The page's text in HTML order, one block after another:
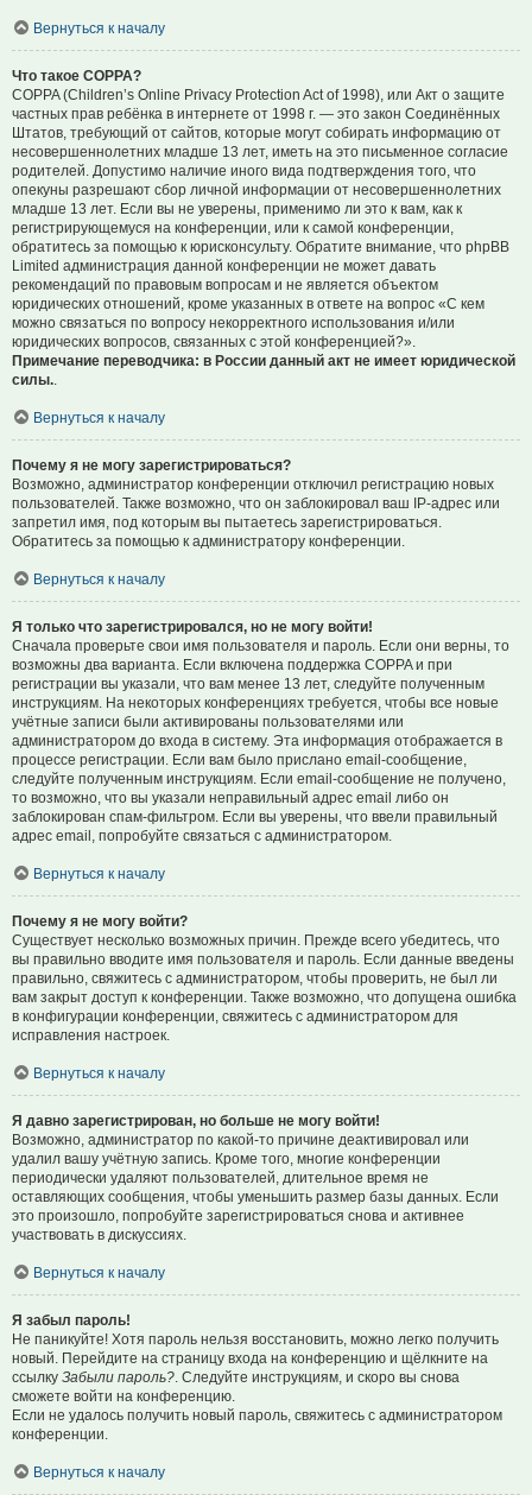
Вернуться к началу
Что такое COPPA?
COPPA (Children’s Online Privacy Protection Act of 1998), или Акт о защите
частных прав ребёнка в интернете от 1998 г. — это закон Соединённых
Штатов, требующий от сайтов, которые могут собирать информацию от
несовершеннолетних младше 13 лет, иметь на это письменное согласие
родителей. Допустимо наличие иного вида подтверждения того, что
опекуны разрешают сбор личной информации от несовершеннолетних
младше 13 лет. Если вы не уверены, применимо ли это к вам, как к
регистрирующемуся на конференции, или к самой конференции,
обратитесь за помощью к юрисконсульту. Обратите внимание, что phpBB
Limited администрация данной конференции не может давать
рекомендаций по правовым вопросам и не является объектом
юридических отношений, кроме указанных в ответе на вопрос «С кем
можно связаться по вопросу некорректного использования и/или
юридических вопросов, связанных с этой конференцией?».
Примечание переводчика: в России данный акт не имеет юридической
силы.
Вернуться к началу
Почему я не могу зарегистрироваться?
Возможно, администратор конференции отключил регистрацию новых
пользователей. Также возможно, что он заблокировал ваш IP-адрес или
запретил имя, под которым вы пытаетесь зарегистрироваться.
Обратитесь за помощью к администратору конференции.
Вернуться к началу
Я только что зарегистрировался, но не могу войти!
Сначала проверьте свои имя пользователя и пароль. Если они верны, то
возможны два варианта. Если включена поддержка COPPA и при
регистрации вы указали, что вам менее 13 лет, следуйте полученным
инструкциям. На некоторых конференциях требуется, чтобы все новые
учётные записи были активированы пользователями или
администратором до входа в систему. Эта информация отображается в
процессе регистрации. Если вам было прислано email-сообщение,
следуйте полученным инструкциям. Если email-сообщение не получено,
то возможно, что вы указали неправильный адрес email либо он
заблокирован спам-фильтром. Если вы уверены, что ввели правильный
адрес email, попробуйте связаться с администратором.
Вернуться к началу
Почему я не могу войти?
Существует несколько возможных причин. Прежде всего убедитесь, что
вы правильно вводите имя пользователя и пароль. Если данные введены
правильно, свяжитесь с администратором, чтобы проверить, не был ли
вам закрыт доступ к конференции. Также возможно, что допущена ошибка
в конфигурации конференции, свяжитесь с администратором для
исправления настроек.
Вернуться к началу
Я давно зарегистрирован, но больше не могу войти!
Возможно, администратор по какой-то причине деактивировал или
удалил вашу учётную запись. Кроме того, многие конференции
периодически удаляют пользователей, длительное время не
оставляющих сообщения, чтобы уменьшить размер базы данных. Если
это произошло, попробуйте зарегистрироваться снова и активнее
участвовать в дискуссиях.
Вернуться к началу
Я забыл пароль!
Не паникуйте! Хотя пароль нельзя восстановить, можно легко получить
новый. Перейдите на страницу входа на конференцию и щёлкните на
ссылку Забыли пароль? . Следуйте инструкциям, и скоро вы снова
сможете войти на конференцию.
Если не удалось получить новый пароль, свяжитесь с администратором
конференции.
Вернуться к началу